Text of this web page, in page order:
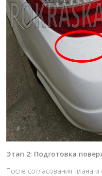
Этап 2: Подготовка
После согласования плана